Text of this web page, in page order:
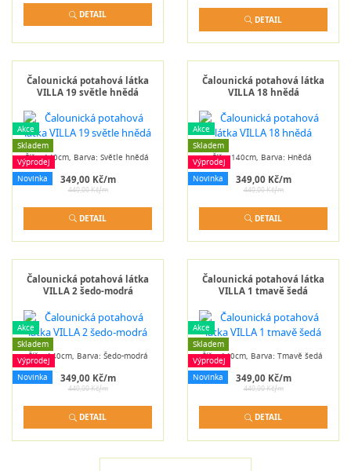
DETAIL DETAIL
Čalounická potahová látka
VILLA 19 světle hnědá
Akce
Skladem
Výprodej
Novinka
Šíře: 140cm, Barva: Světle hnědá
349,00 Kč/m
440,00 Kč/m
DETAIL
Čalounická potahová látka
VILLA 18 hnědá
Akce
Skladem
Výprodej
Novinka
Šíře: 140cm, Barva: Hnědá
349,00 Kč/m
440,00 Kč/m
DETAIL
Čalounická potahová látka
VILLA 2 šedo-modrá
Akce
Skladem
Výprodej
Novinka
Šíře: 140cm, Barva: Šedo-modrá
349,00 Kč/m
440,00 Kč/m
DETAIL
Čalounická potahová látka
VILLA 1 tmavě šedá
Akce
Skladem
Výprodej
Novinka
Šíře: 140cm, Barva: Tmavě šedá
349,00 Kč/m
440,00 Kč/m
DETAIL